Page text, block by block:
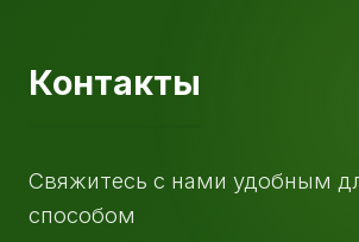
Контакты
Свяжитесь с нами удобным
способом